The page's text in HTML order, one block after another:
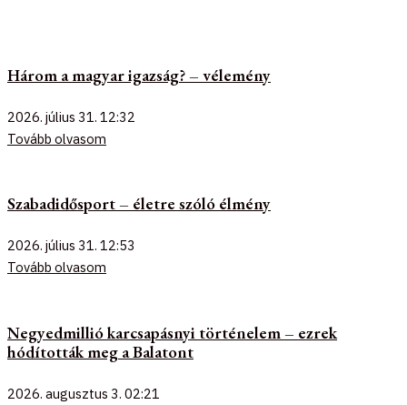
Három a magyar igazság? – vélemény
2026. július 31. 12:32
Tovább olvasom
Szabadidősport – életre szóló élmény
2026. július 31. 12:53
Tovább olvasom
Negyedmillió karcsapásnyi történelem – ezrek
hódították meg a Balatont
2026. augusztus 3. 02:21